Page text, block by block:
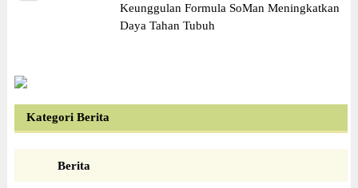
Keunggulan Formula SoMan Meningkatkan
Daya Tahan Tubuh
Kategori Berita
Berita